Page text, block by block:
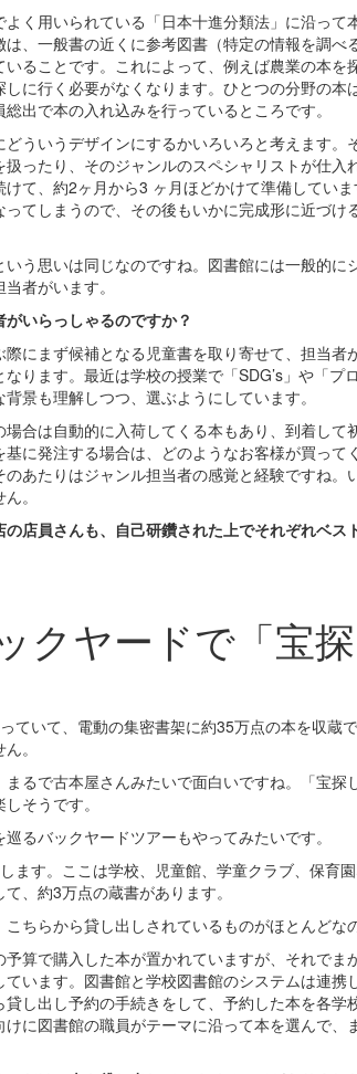
く用いられている「日本十進分類法」に沿って
、一般書の近くに参考図書（特定の情報を調べ
ることです。これによって、例えば農業の本を
に行く必要がなくなります。ひとつの分野の本
出で本の入れ込みを行っているところです。
ういうデザインにするかいろいろと考えます。
ったり、そのジャンルのスペシャリストが仕入
て、約2ヶ月から3 ヶ月ほどかけて準備してい
ってしまうので、その後もいかに完成形に近づけ
う思いは同じなのですね。図書館には一般的に
者がいます。
いらっしゃるのですか？
にまず候補となる児童書を取り寄せて、担当者
ります。最近は学校の授業で「SDG’s」や「プ
景も理解しつつ、選ぶようにしています。
合は自動的に入荷してくる本もあり、到着して
に発注する場合は、どのようなお客様が買って
あたりはジャンル担当者の感覚と経験ですね。
。
員さんも、自己研鑽された上でそれぞれベス
クヤードで「宝
ていて、電動の集密書架に約35万点の本を収蔵
。
るで古本屋さんみたいで面白いですね。「宝探
そうです。
るバックヤードツアーもやってみたいです。
ます。ここは学校、児童館、学童クラブ、保育
、約3万点の蔵書があります。
ちらから貸し出しされているものがほとんどな
算で購入した本が置かれていますが、それでま
います。図書館と学校図書館のシステムは連携
し出し予約の手続きをして、予約した本を各学
に図書館の職員がテーマに沿って本を選んで、